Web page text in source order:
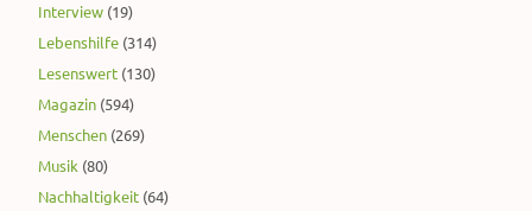
Interview (19)
Lebenshilfe (314)
Lesenswert (130)
Magazin (594)
Menschen (269)
Musik (80)
Nachhaltigkeit (64)